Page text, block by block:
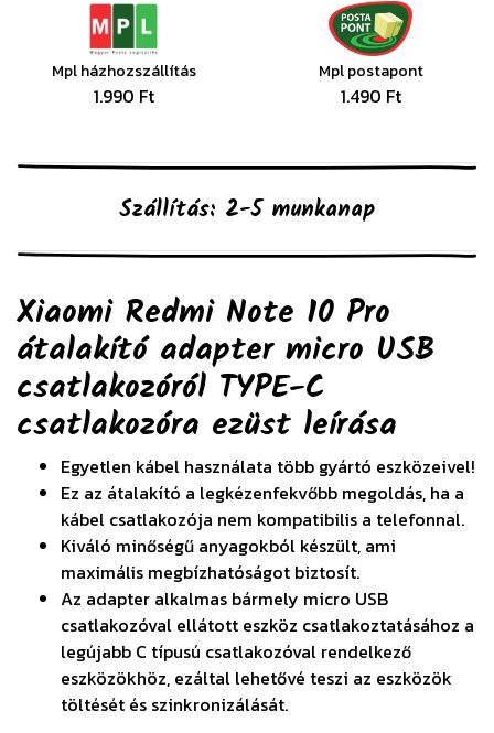
Mpl házhozszállítás
1.990 Ft
Mpl postapont
1.490 Ft
Szállítás: 2-5 munkanap
Xiaomi Redmi Note 10 Pro
átalakító adapter micro USB
csatlakozóról TYPE-C
csatlakozóra ezüst leírása
Egyetlen kábel használata több gyártó eszközeivel!
Ez az átalakító a legkézenfekvőbb megoldás, ha a
kábel csatlakozója nem kompatibilis a telefonnal.
Kiváló minőségű anyagokból készült, ami
maximális megbízhatóságot biztosít.
Az adapter alkalmas bármely micro USB
csatlakozóval ellátott eszköz csatlakoztatásához a
legújabb C típusú csatlakozóval rendelkező
eszközökhöz, ezáltal lehetővé teszi az eszközök
töltését és szinkronizálását.